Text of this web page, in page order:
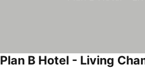
Plan B Hotel - Living